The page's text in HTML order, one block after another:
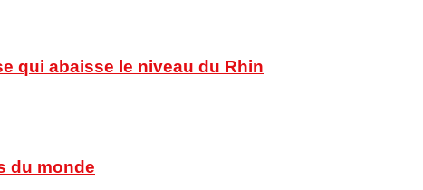
qui abaisse le niveau du Rhin
du monde